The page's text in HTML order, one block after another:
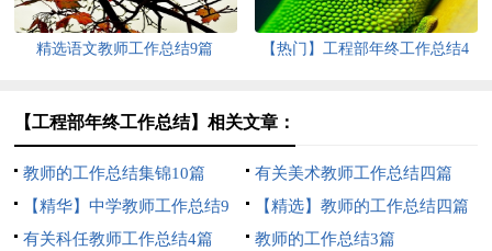
精选语文教师工作总结9篇
【热门】工程部年终工作总结4
【工程部年终工作总结】相关文章：
教师的工作总结集锦10篇
有关美术教师工作总结四篇
【精华】中学教师工作总结9
篇
【精选】教师的工作总结四篇
有关科任教师工作总结4篇
教师的工作总结3篇